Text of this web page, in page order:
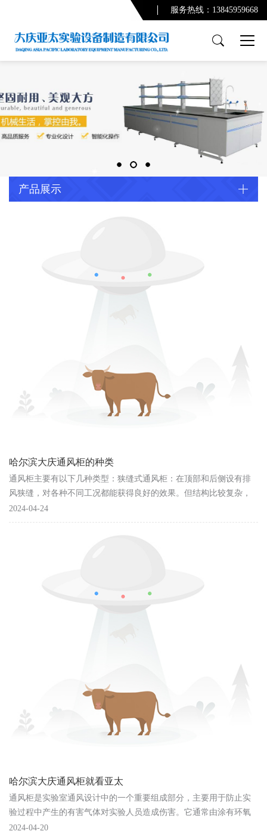
PCR实验室
通风柜系列
功能柜系列
净化系统及配套设备
服务热线：13845959668
产品展示
哈尔滨大庆通风柜的种类
通风柜主要有以下几种类型：狭缝式通风柜：在顶部和后侧设有排
风狭缝，对各种不同工况都能获得良好的效果。但结构比较复杂，
制作也较麻烦。旁通式通风柜：当实验室考虑幅度通风柜排除室内
空气时，采用这种通风柜比较......
2024-04-24
哈尔滨大庆通风柜就看亚太
通风柜是实验室通风设计中的一个重要组成部分，主要用于防止实
验过程中产生的有害气体对实验人员造成伤害。它通常由涂有环氧
树脂的钢材制造，宽度常见为1200、1500、1800和2000毫米，深度
2024-04-20